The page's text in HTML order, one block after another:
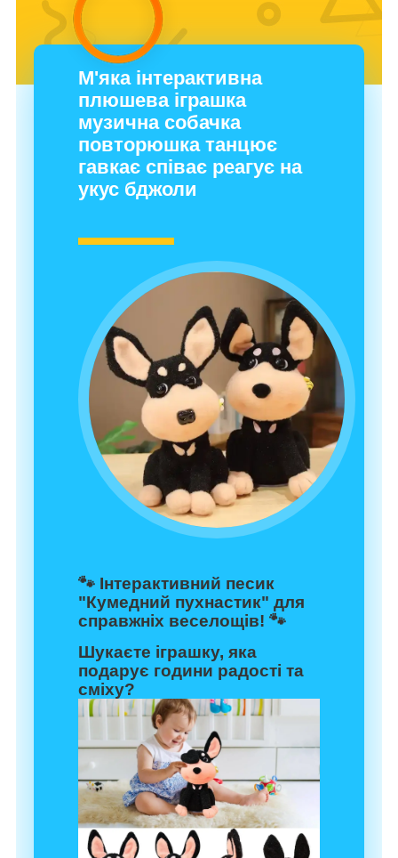
М'яка інтерактивна
плюшева іграшка
музична собачка
повторюшка танцює
гавкає співає реагує на
укус бджоли
🐾 Інтерактивний песик
"Кумедний пухнастик" для
справжніх веселощів! 🐾
Шукаєте іграшку, яка
подарує години радості та
сміху?